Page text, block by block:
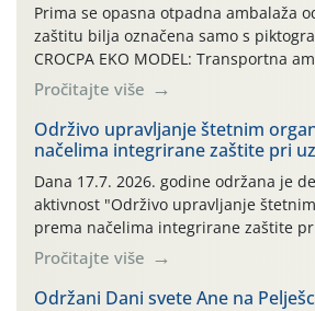
Prima se opasna otpadna ambalaža
zaštitu bilja označena samo s
CROCPA EKO MODEL: Transportna
ambalaža drugih proizvoda koji nisu
bilja (npr. ambalaža od mineralnih
prihvaća. Korisnicima je osiguran
prazne ambalaže isključivo ovih tvrtki:
AGRONOM, ALBAUGH TKI* (PINUS […]
Pročitajte više
Održivo upravljanje štetnim
načelima integrirane zaštite pri
Dana 17.7. 2026. godine održana je
aktivnost "Održivo upravljanje
prema načelima integrirane zaštite
na pokusnom polju "Poredje", kraj
parcela ID 2445031) (središnji dio
Pročitajte više
Održani Dani svete Ane na